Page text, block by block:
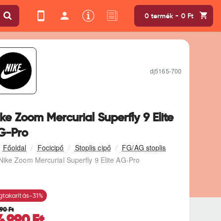
0 termék - 0 Ft
Focicipő Stoplis cipő
FG/AG stoplis
Zoom Mercurial Superfly 9 Elite AG-Pro
Zoom Mercurial Superfly 9 Elite
Pro
dj5165-700
-31%
Ft